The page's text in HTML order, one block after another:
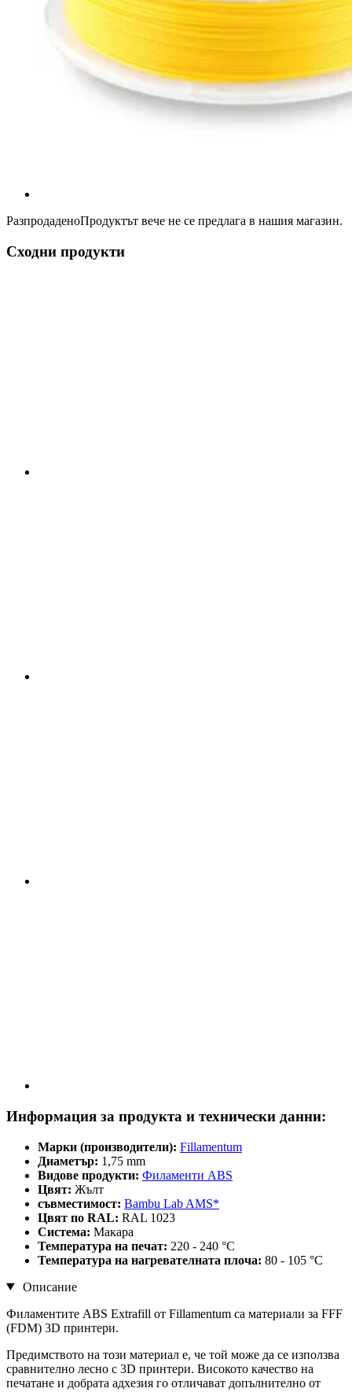
РазпродаденоПродуктът вече не се предлага в нашия магазин.
Сходни продукти
Информация за продукта и технически данни:
Марки (производители): Fillamentum
Диаметър: 1,75 mm
Видове продукти: Филаменти ABS
Цвят: Жълт
съвместимост: Bambu Lab AMS*
Цвят по RAL: RAL 1023
Система: Макара
Температура на печат: 220 - 240 °C
Температура на нагревателната плоча: 80 - 105 °C
Описание
Филаментите ABS Extrafill от Fillamentum са материали за FFF
(FDM) 3D принтери.
Предимството на този материал е, че той може да се използва
сравнително лесно с 3D принтери. Високото качество на
печатане и добрата адхезия го отличават допълнително от